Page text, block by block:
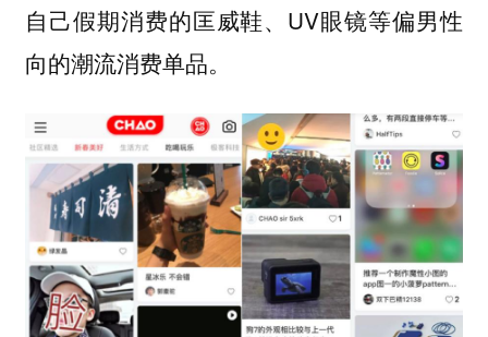
自己假期消费的匡威鞋、UV眼镜等偏男性
向的潮流消费单品。